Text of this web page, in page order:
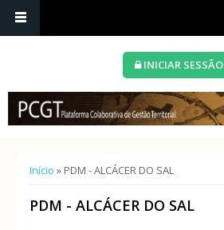
INICIAR SESSÃO
Está aqui
Início » PDM - ALCÁCER DO SAL
PDM - ALCÁCER DO SAL